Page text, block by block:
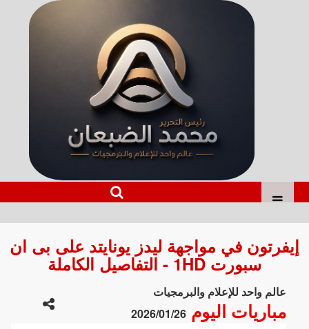
إيفرتون في مواجهة ليدز يونايتد على بى ان
سبورت 1HD - التفاصيل الكاملة
عالم واحد للإعلام والبرمجيات
مباريات اليوم2026/01/26